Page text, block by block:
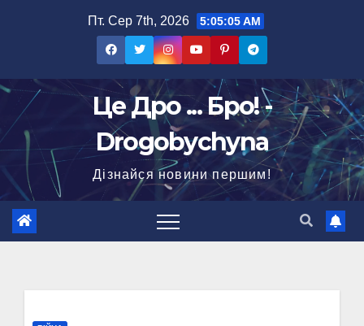
Пт. Сер 7th, 2026 5:05:06 AM
Це Дро ... Бро! -
Drogobychyna
Дізнайся новини першим!